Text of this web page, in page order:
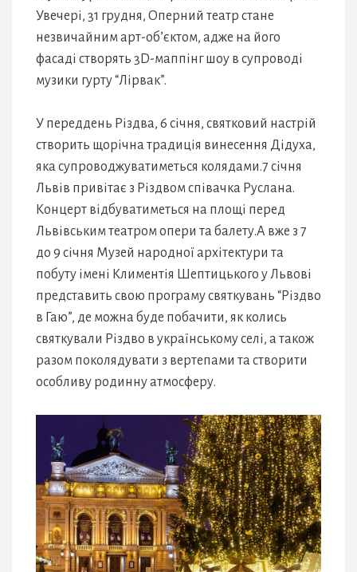
Увечері, 31 грудня, Оперний театр стане
незвичайним арт-об’єктом, адже на його
фасаді створять 3D-маппінг шоу в супроводі
музики гурту “Лірвак”.
У переддень Різдва, 6 січня, святковий настрій
створить щорічна традиція винесення Дідуха,
яка супроводжуватиметься колядами.7 січня
Львів привітає з Різдвом співачка Руслана.
Концерт відбуватиметься на площі перед
Львівським театром опери та балету.А вже з 7
до 9 січня Музей народної архітектури та
побуту імені Климентія Шептицького у Львові
представить свою програму святкувань “Різдво
в Гаю”, де можна буде побачити, як колись
святкували Різдво в українському селі, а також
разом поколядувати з вертепами та створити
особливу родинну атмосферу.